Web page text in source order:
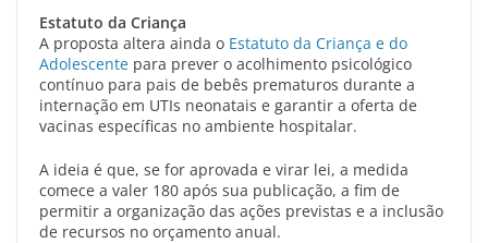
Estatuto da Criança
A proposta altera ainda o Estatuto da Criança e do
Adolescente para prever o acolhimento psicológico
contínuo para pais de bebês prematuros durante a
internação em UTIs neonatais e garantir a oferta de
vacinas específicas no ambiente hospitalar.
A ideia é que, se for aprovada e virar lei, a medida
comece a valer 180 após sua publicação, a fim de
permitir a organização das ações previstas e a inclusão
de recursos no orçamento anual.